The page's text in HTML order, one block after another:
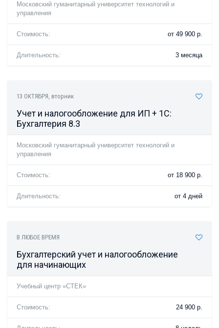
Московский гуманитарный университет технологий и
управления
Стоимость: от 49 900 р.
Длительность: 3 месяца
13 ОКТЯБРЯ, вторник
Учет и налогообложение для ИП + 1С:
Бухгалтерия 8.3
Московский гуманитарный университет технологий и
управления
Стоимость: от 18 900 р.
Длительность: от 4 дней
В ЛЮБОЕ ВРЕМЯ
Бухгалтерский учет и налогообложение
для начинающих
Учебный центр «СТЕК»
Стоимость: 24 900 р.